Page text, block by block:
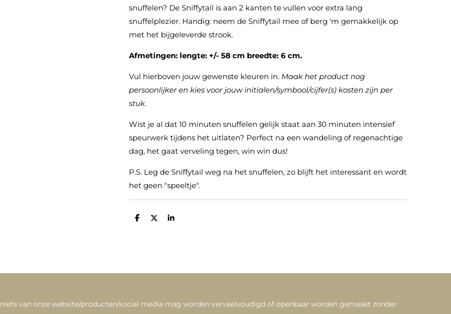
snuffelen? De Sniffytail is aan 2 kanten te vullen voor extra lang
snuffelplezier. Handig: neem de Sniffytail mee of berg 'm gemakkelijk op
met het bijgeleverde strook.
Afmetingen: lengte: +/- 58 cm breedte: 6 cm.
Vul hierboven jouw gewenste kleuren in. Maak het product nog
persoonlijker en kies voor jouw initialen/symbool/cijfer(s) kosten zijn per
stuk.
Wist je al dat 10 minuten snuffelen gelijk staat aan 30 minuten intensief
speurwerk tijdens het uitlaten? Perfect na een wandeling of regenachtige
dag, het gaat verveling tegen, win win dus!
P.S. Leg de Sniffytail weg na het snuffelen, zo blijft het interessant en wordt
het geen "speeltje".
D
D
S
niets van onze website/producten/social media mag worden verveelvoudigd of openbaar worden gemaakt zonder